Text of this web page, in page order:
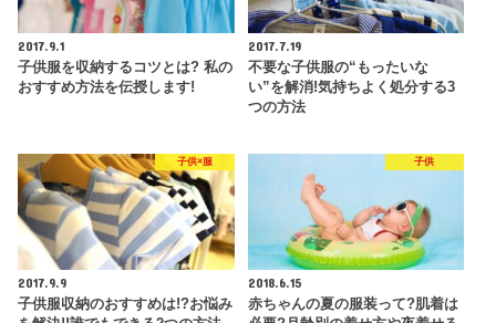
2017.9.1
子供服を収納するコツとは? 私の
おすすめ方法を伝授します!
2017.7.19
不要な子供服の“もったいな
い”を解消!気持ちよく処分する3
つの方法
子供×服
2017.9.9
子供服収納のおすすめは!?お悩み
子供
2018.6.15
赤ちゃんの夏の服装って?肌着は